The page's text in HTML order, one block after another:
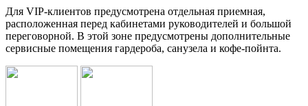
Для VIP-клиентов предусмотрена отдельная приемная,
расположенная перед кабинетами руководителей и большой
переговорной. В этой зоне предусмотрены дополнительные
сервисные помещения гардероба, санузела и кофе-пойнта.